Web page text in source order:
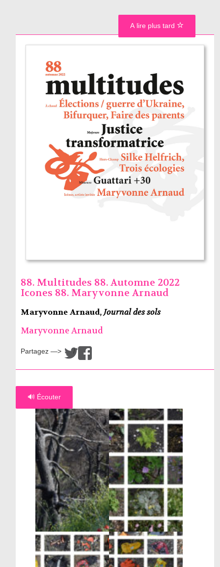
88. Multitudes 88. Automne 2022
Icones 88. Maryvonne Arnaud
Maryvonne Arnaud,Journal des sols
Maryvonne Arnaud
Partagez —> /
🔊 Écouter
A lire plus tard